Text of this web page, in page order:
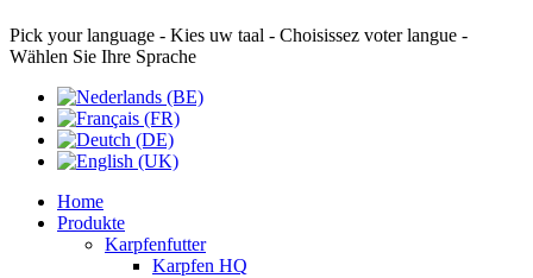
Pick your language - Kies uw taal - Choisissez voter langue -
Wählen Sie Ihre Sprache
Home
Produkte
Karpfenfutter
Karpfen HQ